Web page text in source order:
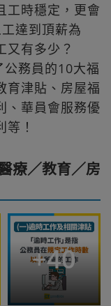
工時穩定，更會
達到頂薪為
又有多少？
務員的10大福
育津貼、房屋福
、華員會服務優
！
療／教育／房
+40